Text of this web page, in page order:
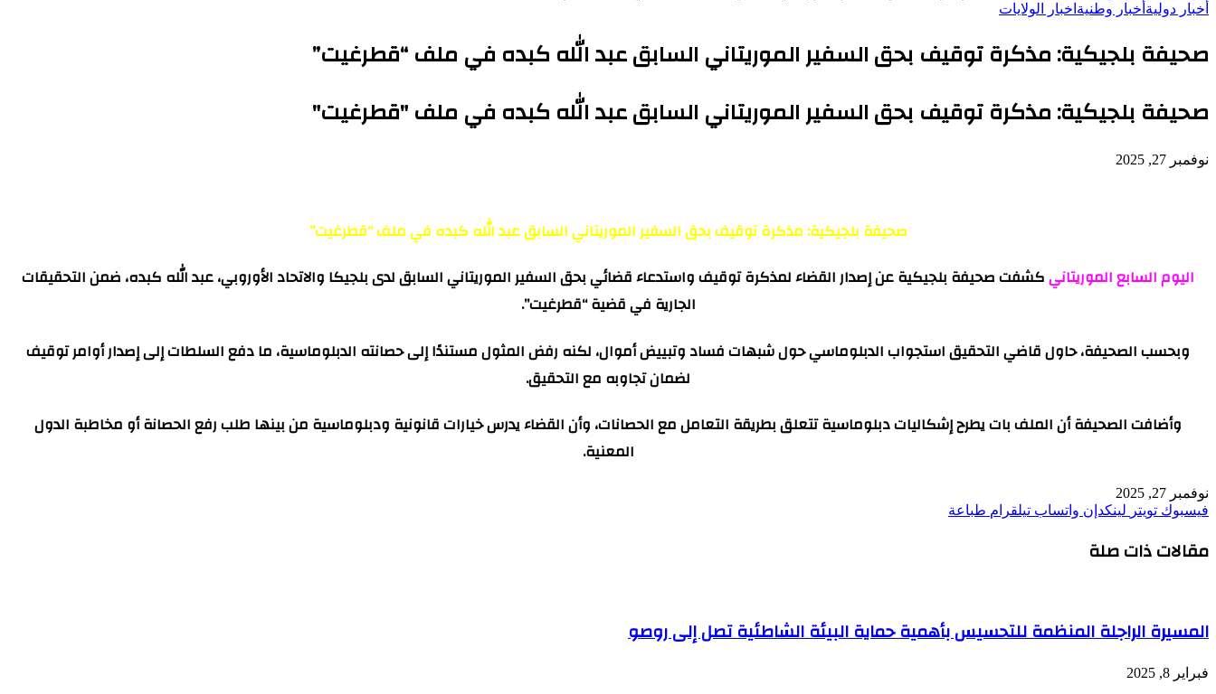
أخبار دولية أخبار وطنية اخبار الولايات
صحيفة بلجيكية: مذكرة توقيف بحق السفير الموريتاني السابق عبد الله كبده في ملف “قطرغيت”
صحيفة بلجيكية: مذكرة توقيف بحق السفير الموريتاني السابق عبد الله كبده في ملف "قطرغيت"
نوفمبر 27, 2025
صحيفة بلجيكية: مذكرة توقيف بحق السفير الموريتاني السابق عبد الله كبده في ملف “قطرغيت”
اليوم السابع الموريتانيكشفت صحيفة بلجيكية عن إصدار القضاء لمذكرة توقيف واستدعاء قضائي بحق السفير الموريتاني السابق لدى بلجيكا والاتحاد الأوروبي، عبد الله كبده، ضمن التحقيقات
الجارية في قضية “قطرغيت”.
وبحسب الصحيفة، حاول قاضي التحقيق استجواب الدبلوماسي حول شبهات فساد وتبييض أموال، لكنه رفض المثول مستندًا إلى حصانته الدبلوماسية، ما دفع السلطات إلى إصدار أوامر توقيف
لضمان تجاوبه مع التحقيق.
وأضافت الصحيفة أن الملف بات يطرح إشكاليات دبلوماسية تتعلق بطريقة التعامل مع الحصانات، وأن القضاء يدرس خيارات قانونية ودبلوماسية من بينها طلب رفع الحصانة أو مخاطبة الدول
المعنية.
نوفمبر 27, 2025
فيسبوك تويتر لينكدإن واتساب تيلقرام طباعة
مقالات ذات صلة
المسيرة الراجلة المنظمة للتحسيس بأهمية حماية البيئة الشاطئية تصل إلى روصو
فبراير 8, 2025